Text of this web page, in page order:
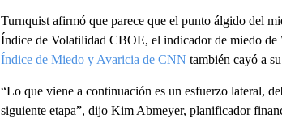
Turnquist afirmó que parece que el punto álgido del
Índice de Volatilidad CBOE, el indicador de miedo de
Índice de Miedo y Avaricia de CNN también cayó a
“Lo que viene a continuación es un esfuerzo lateral,
siguiente etapa”, dijo Kim Abmeyer, planificador